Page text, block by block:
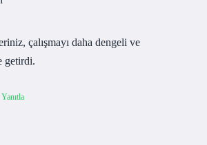
çalışmayı daha dengeli ve
getirdi.
Yanıtla